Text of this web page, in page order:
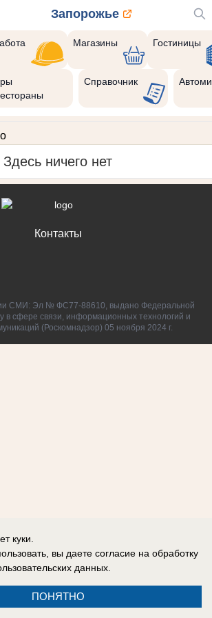
Запорожье
Магазины Гостиницы
Справочник
Здесь ничего нет
Контакты
СМИ: Эл № ФС77-88610, выдано Федеральной
в сфере связи, информационных технологий и
(Роскомнадзор) 05 ноября 2024 г.
куки.
вы даете согласие на обработку
данных.
ПОНЯТНО